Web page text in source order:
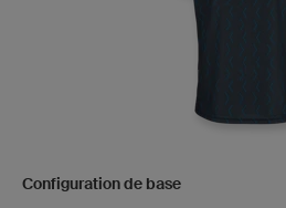
Configuration de base